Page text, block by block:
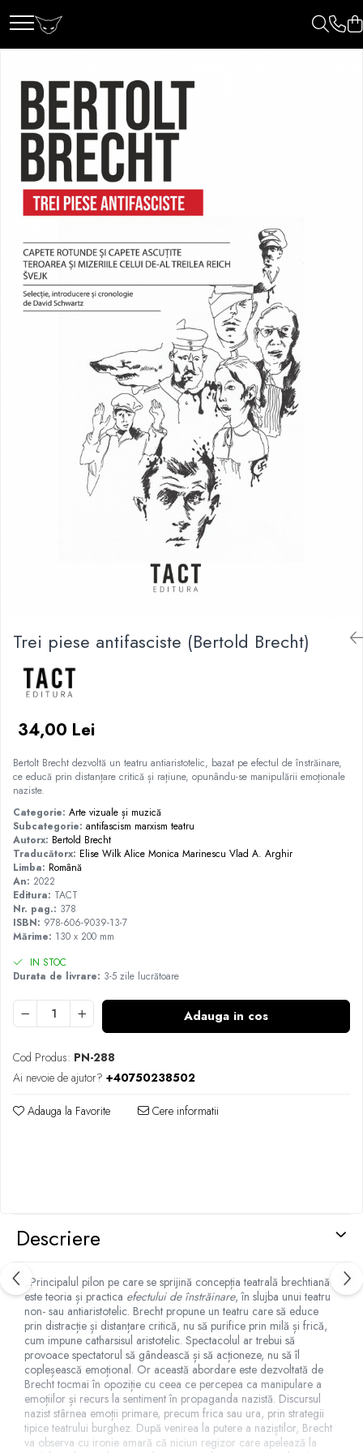
Trei piese antifasciste (Bertold Brecht)
34,00 Lei
Bertolt Brecht dezvoltă un teatru antiaristotelic, bazat pe efectul de înstrăinare,
ce educă prin distanțare critică și rațiune, opunându-se manipulării emoționale
naziste.
Categorie: Arte vizuale și muzică
Subcategorie: antifascism marxism teatru
Autorx: Bertold Brecht
Traducătorx: Elise Wilk Alice Monica Marinescu Vlad A. Arghir
Limba: Română
An: 2022
Editura: TACT
Nr. pag.: 378
ISBN: 978-606-9039-13-7
Mărime: 130 x 200 mm
IN STOC
Durata de livrare: 3-5 zile lucrătoare
Adauga in cos
Cod Produs: PN-288
Ai nevoie de ajutor? +40750238502
Adauga la Favorite Cere informatii
Descriere
„Principalul pilon pe care se sprijină concepția teatrală brechtiană
este teoria și practica efectului de înstrăinare, în slujba unui teatru
non- sau antiaristotelic. Brecht propune un teatru care să educe
prin distracție și distanțare critică, nu să purifice prin milă și frică,
cum impune catharsisul aristotelic. Spectacolul ar trebui să
provoace spectatorul să gândească și să acționeze, nu să îl
copleșească emoțional. Or această abordare este dezvoltată de
Brecht tocmai în opoziție cu ceea ce percepea ca manipulare a
emoțiilor și recurs la sentiment în propaganda nazistă. Discursul
nazist stârnea emoții primare, precum frica sau ura, prin strategii
tipice teatrului burghez. După venirea la putere a naziștilor, Brecht
va observa cu ironie amară că niciun regizor care apelează la